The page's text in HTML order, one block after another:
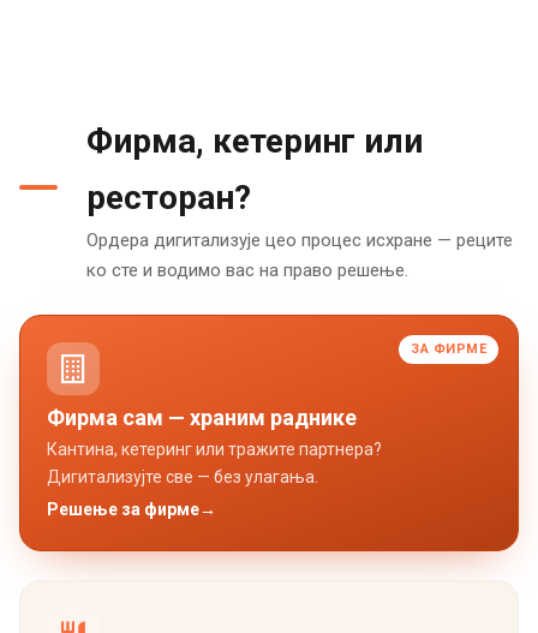
Фирма, кетеринг или
ресторан?
Ордера дигитализује цео процес исхране — реците
ко сте и водимо вас на право решење.
ЗА ФИРМЕ
Фирма сам — храним раднике
Кантина, кетеринг или тражите партнера?
Дигитализујте све — без улагања.
Решење за фирме→